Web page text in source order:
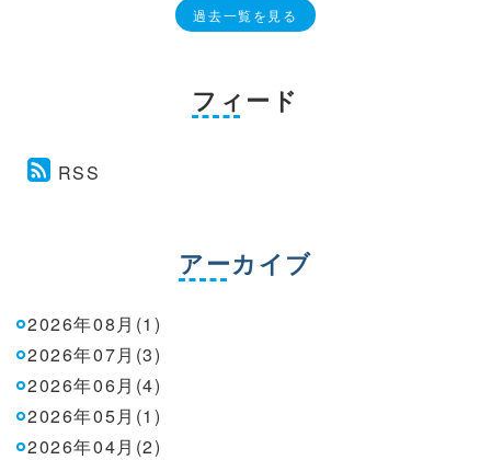
過去一覧を見る
フィード
RSS
アーカイブ
2026年08月(1)
2026年07月(3)
2026年06月(4)
2026年05月(1)
2026年04月(2)